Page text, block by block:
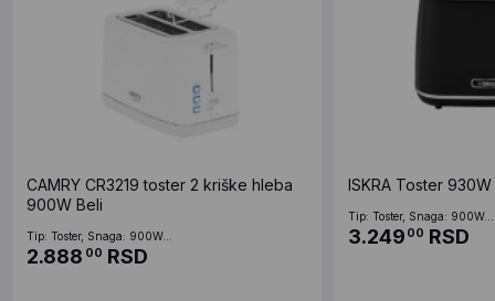
CAMRY CR3219 toster 2 kriške hleba
900W Beli
Tip: Toster, Snaga: 900W...
2.888 00 RSD
ISKRA Toster 930W
Tip: Toster, Snaga: 900W...
3.249 00 RSD